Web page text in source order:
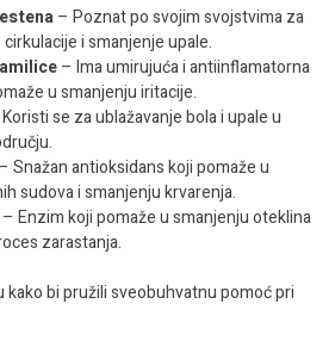
– Poznat po svojim svojstvima za
i smanjenje upale.
– Ima umirujuća i antiinflamatorna
u smanjenju iritacije.
se za ublažavanje bola i upale u
– Snažan antioksidans koji pomaže u
sudova i smanjenju krvarenja.
– Enzim koji pomaže u smanjenju oteklina
zarastanja.
kako bi pružili sveobuhvatnu pomoć pri